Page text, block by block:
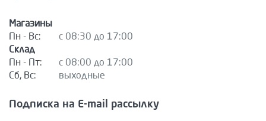
Магазины
Пн - Вс:
с 08:30 до 17:00
Склад
Пн - Пт:
с 08:00 до 17:00
Сб, Вс:
выходные
Подписка на E-mail рассылку